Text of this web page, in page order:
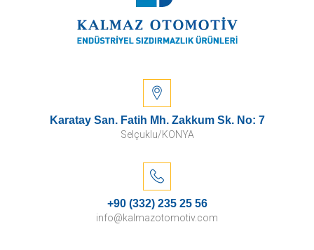
Karatay San. Fatih Mh. Zakkum Sk. No: 7
Selçuklu/KONYA
+90 (332) 235 25 56
info@kalmazotomotiv.com